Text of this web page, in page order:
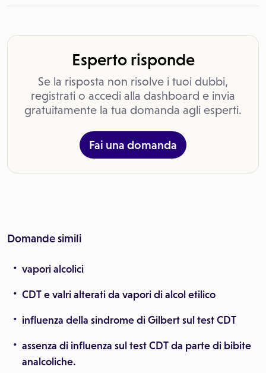
Esperto risponde
Se la risposta non risolve i tuoi dubbi,
registrati o accedi alla dashboard e invia
gratuitamente la tua domanda agli esperti.
Fai una domanda
Domande simili
vapori alcolici
CDT e valri alterati da vapori di alcol etilico
influenza della sindrome di Gilbert sul test CDT
assenza di influenza sul test CDT da parte di bibite
analcoliche.